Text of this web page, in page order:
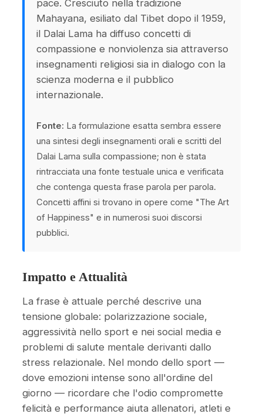
pace. Cresciuto nella tradizione
Mahayana, esiliato dal Tibet dopo il 1959,
il Dalai Lama ha diffuso concetti di
compassione e nonviolenza sia attraverso
insegnamenti religiosi sia in dialogo con la
scienza moderna e il pubblico
internazionale.
Fonte: La formulazione esatta sembra essere
una sintesi degli insegnamenti orali e scritti del
Dalai Lama sulla compassione; non è stata
rintracciata una fonte testuale unica e verificata
che contenga questa frase parola per parola.
Concetti affini si trovano in opere come "The Art
of Happiness" e in numerosi suoi discorsi
pubblici.
Impatto e Attualità
La frase è attuale perché descrive una
tensione globale: polarizzazione sociale,
aggressività nello sport e nei social media e
problemi di salute mentale derivanti dallo
stress relazionale. Nel mondo dello sport —
dove emozioni intense sono all'ordine del
giorno — ricordare che l'odio compromette
felicità e performance aiuta allenatori, atleti e